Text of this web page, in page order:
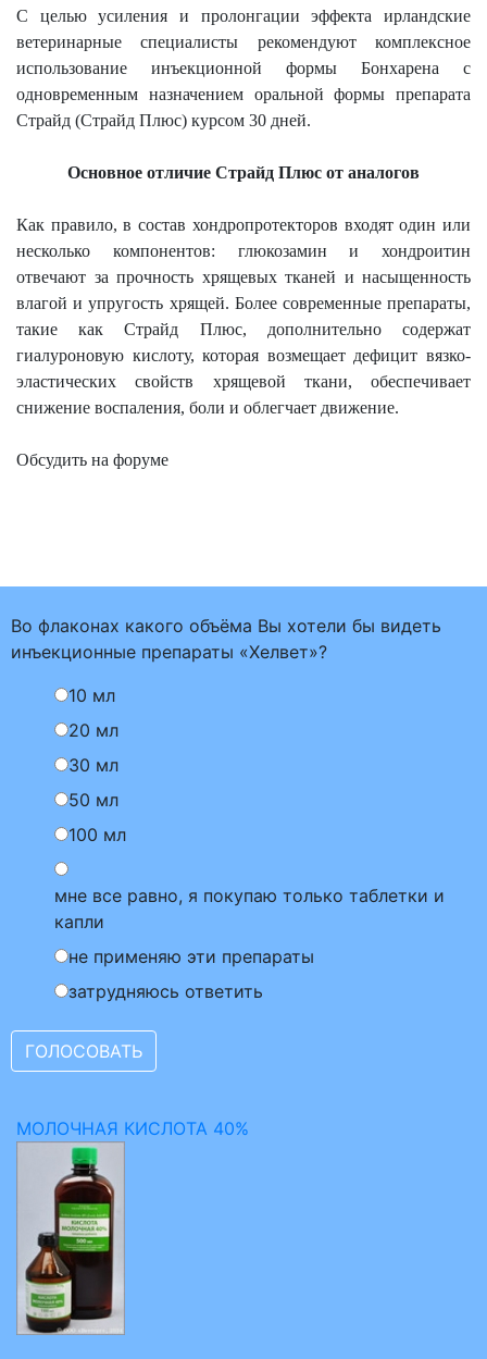
С целью усиления и пролонгации эффекта ирландские
ветеринарные специалисты рекомендуют комплексное
использование инъекционной формы Бонхарена с
одновременным назначением оральной формы препарата
Страйд (Страйд Плюс) курсом 30 дней.
Основное отличие Страйд Плюс от аналогов
Как правило, в состав хондропротекторов входят один или
несколько компонентов: глюкозамин и хондроитин
отвечают за прочность хрящевых тканей и насыщенность
влагой и упругость хрящей. Более современные препараты,
такие как Страйд Плюс, дополнительно содержат
гиалуроновую кислоту, которая возмещает дефицит вязко-
эластических свойств хрящевой ткани, обеспечивает
снижение воспаления, боли и облегчает движение.
Обсудить на форуме
Во флаконах какого объёма Вы хотели бы видеть
инъекционные препараты «Хелвет»?
10 мл
20 мл
30 мл
50 мл
100 мл
мне все равно, я покупаю только таблетки и
капли
не применяю эти препараты
затрудняюсь ответить
МОЛОЧНАЯ КИСЛОТА 40%